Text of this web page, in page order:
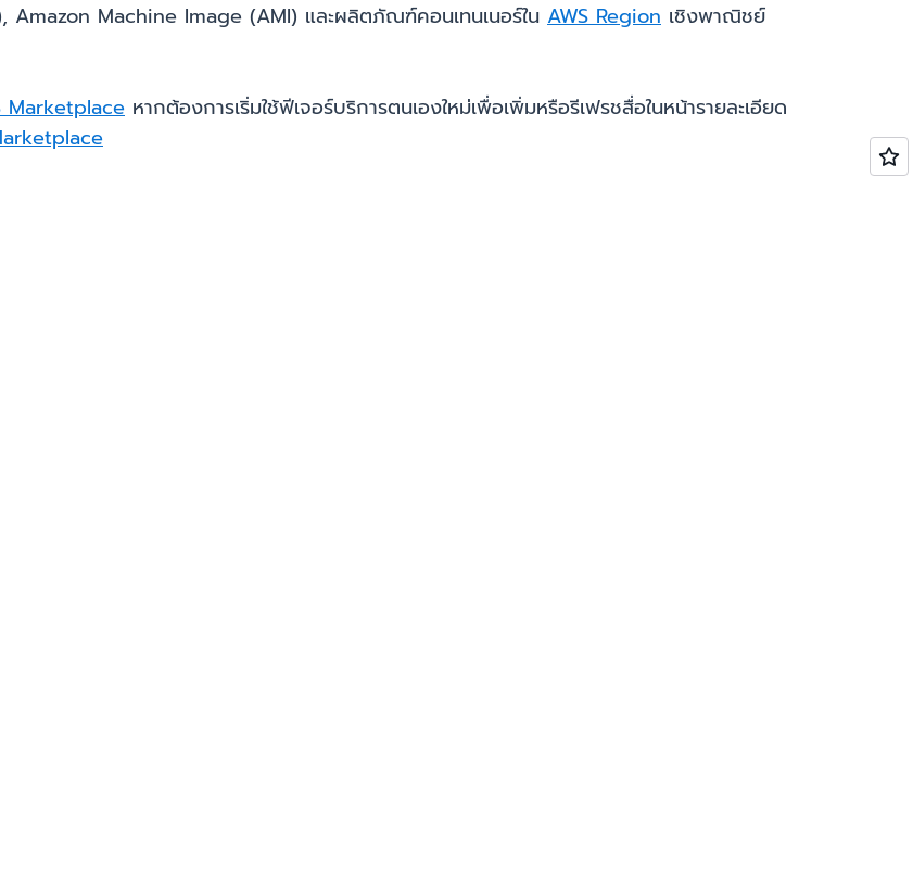
Amazon Machine Image (AMI) และผลิตภัณฑ์คอนเทนเนอร์ใน AWS Region เชิงพาณิชย์
Marketplace หากต้องการเริ่มใช้ฟีเจอร์บริการตนเองใหม่เพื่อเพิ่มหรือรีเฟรชสื่อในหน้ารายละเอียด